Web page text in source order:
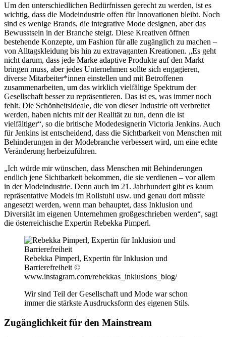
Um den unterschiedlichen Bedürfnissen gerecht zu werden, ist es
wichtig, dass die Modeindustrie offen für Innovationen bleibt. Noch
sind es wenige Brands, die integrative Mode designen, aber das
Bewusstsein in der Branche steigt. Diese Kreativen öffnen
bestehende Konzepte, um Fashion für alle zugänglich zu machen –
von Alltagskleidung bis hin zu extravaganten Kreationen. „Es geht
nicht darum, dass jede Marke adaptive Produkte auf den Markt
bringen muss, aber jedes Unternehmen sollte sich engagieren,
diverse Mitarbeiter*innen einstellen und mit Betroffenen
zusammenarbeiten, um das wirklich vielfältige Spektrum der
Gesellschaft besser zu repräsentieren. Das ist es, was immer noch
fehlt. Die Schönheitsideale, die von dieser Industrie oft verbreitet
werden, haben nichts mit der Realität zu tun, denn die ist
vielfältiger“, so die britische Modedesignerin Victoria Jenkins. Auch
für Jenkins ist entscheidend, dass die Sichtbarkeit von Menschen mit
Behinderungen in der Modebranche verbessert wird, um eine echte
Veränderung herbeizuführen.
„Ich würde mir wünschen, dass Menschen mit Behinderungen
endlich jene Sichtbarkeit bekommen, die sie verdienen – vor allem
in der Modeindustrie. Denn auch im 21. Jahrhundert gibt es kaum
repräsentative Models im Rollstuhl usw. und genau dort müsste
angesetzt werden, wenn man behauptet, dass Inklusion und
Diversität im eigenen Unternehmen großgeschrieben werden“, sagt
die österreichische Expertin Rebekka Pimperl.
Rebekka Pimperl, Expertin für Inklusion und
Barrierefreiheit ©
www.instagram.com/rebekkas_inklusions_blog/
Wir sind Teil der Gesellschaft und Mode war schon
immer die stärkste Ausdrucksform des eigenen Stils.
Zugänglichkeit für den Mainstream